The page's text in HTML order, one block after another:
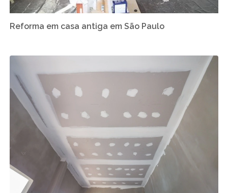
Reforma em casa antiga em São Paulo